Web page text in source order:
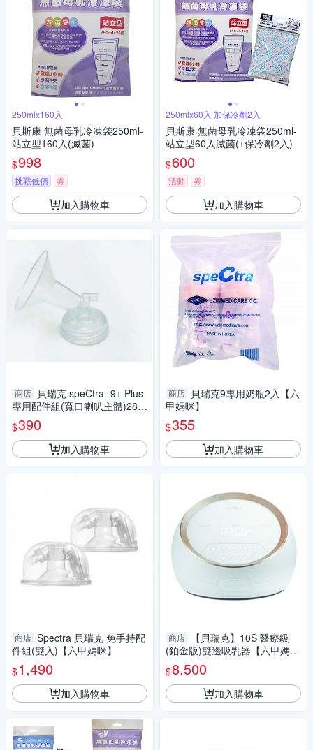
250mlx160入
貝斯康 無菌母乳冷凍袋250ml-
站立型160入(滅菌)
$998
挑戰低價 券
加入購物車
商店 貝瑞克 speCtra- 9+ Plus
專用配件組(寬口喇叭主體)28m
m【六甲媽咪】
$390
加入購物車
商店 Spectra 貝瑞克 免手持配
件組(雙入)【六甲媽咪】
$1,490
加入購物車
250mlx60入 加保冷劑2入
貝斯康 無菌母乳冷凍袋250ml-
站立型60入滅菌(+保冷劑2入)
$600
活動 券
加入購物車
商店 貝瑞克9專用奶瓶2入【六
甲媽咪】
$355
加入購物車
商店
【貝瑞克】10S 醫療級
(鉑金版)雙邊吸乳器【六甲媽
咪】
$8,500
加入購物車